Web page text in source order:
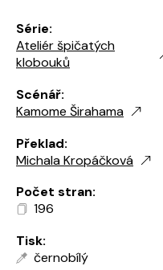
Série:
Ateliér špičatých
klobouků
Scénář:
Kamome Širahama
Překlad:
Michala Kropáčková
Počet stran:
196
Tisk:
černobílý